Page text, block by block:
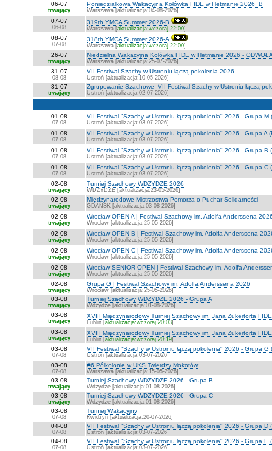
06-07
trwający
Poniedziałkowa Wakacyjna Kołówka FIDE w Hetmanie 2026_B
Warszawa [aktualizacja:04-08-2026]
07-07
06-08
319th YMCA Summer 2026-B
Warszawa [aktualizacja:wczoraj 22:00]
08-07
07-08
318th YMCA Summer 2026-A
Warszawa [aktualizacja:wczoraj 22:00]
26-07
trwający
Niedzielna Wakacyjna Kołówka FIDE w Hetmanie 2026 -
Warszawa [aktualizacja:25-07-2026]
31-07
08-08
VII Festiwal Szachy w Ustroniu łączą pokolenia 2026
Ustroń [aktualizacja:10-05-2026]
31-07
trwający
Zgrupowanie Szachowe- VII Festiwal Szachy w Ustroniu łączą
Ustroń [aktualizacja:02-07-2026]
01-08
07-08
VII Festiwal "Szachy w Ustroniu łączą pokolenia" 2026 - Grupa M
Ustroń [aktualizacja:03-07-2026]
01-08
07-08
VII Festiwal "Szachy w Ustroniu łączą pokolenia" 2026 - Grupa A
Ustroń [aktualizacja:03-07-2026]
01-08
07-08
VII Festiwal "Szachy w Ustroniu łączą pokolenia" 2026 - Grupa B
Ustroń [aktualizacja:03-07-2026]
01-08
07-08
VII Festiwal "Szachy w Ustroniu łączą pokolenia" 2026 - Grupa C
Ustroń [aktualizacja:03-07-2026]
02-08
trwający
Turniej Szachowy WDZYDZE 2026
WDZYDZE [aktualizacja:23-05-2026]
02-08
trwający
Międzynarodowe Mistrzostwa Pomorza o Puchar Solidarności
GDAŃSK [aktualizacja:03-08-2026]
02-08
trwający
Wrocław OPEN A | Festiwal Szachowy im. Adolfa Anderssena
Wrocław [aktualizacja:25-05-2026]
02-08
trwający
Wrocław OPEN B | Festiwal Szachowy im. Adolfa Anderssena
Wrocław [aktualizacja:25-05-2026]
02-08
trwający
Wrocław OPEN C | Festiwal Szachowy im. Adolfa Anderssena
Wrocław [aktualizacja:25-05-2026]
02-08
trwający
Wrocław SENIOR OPEN | Festiwal Szachowy im. Adolfa
Wrocław [aktualizacja:25-05-2026]
02-08
trwający
Grupa G | Festiwal Szachowy im. Adolfa Anderssena 2026
Wrocław [aktualizacja:25-05-2026]
03-08
trwający
Turniej Szachowy WDZYDZE 2026 - Grupa A
Wdzydze [aktualizacja:01-08-2026]
03-08
trwający
XVIII Międzynarodowy Turniej Szachowy im. Jana Zukertorta
Lublin [aktualizacja:wczoraj 20:03]
03-08
trwający
XVIII Międzynarodowy Turniej Szachowy im. Jana Zukertorta
Lublin [aktualizacja:wczoraj 20:19]
03-08
07-08
VII Festiwal "Szachy w Ustroniu łączą pokolenia" 2026 - Grupa G
Ustroń [aktualizacja:03-07-2026]
03-08
07-08
#6 Półkolonie w UKS Twierdzy Mokotów
Warszawa [aktualizacja:15-05-2026]
03-08
trwający
Turniej Szachowy WDZYDZE 2026 - Grupa B
Wdzydze [aktualizacja:01-08-2026]
03-08
trwający
Turniej Szachowy WDZYDZE 2026 - Grupa C
Wdzydze [aktualizacja:01-08-2026]
03-08
07-08
Turniej Wakacyjny
Kwidzyn [aktualizacja:20-07-2026]
04-08
07-08
VII Festiwal "Szachy w Ustroniu łączą pokolenia" 2026 - Grupa D
Ustroń [aktualizacja:03-07-2026]
04-08
07-08
VII Festiwal "Szachy w Ustroniu łączą pokolenia" 2026 - Grupa E
Ustroń [aktualizacja:03-07-2026]